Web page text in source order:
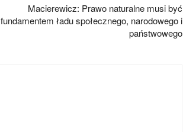
Macierewicz: Prawo naturalne musi być
fundamentem ładu społecznego, narodowego i
państwowego